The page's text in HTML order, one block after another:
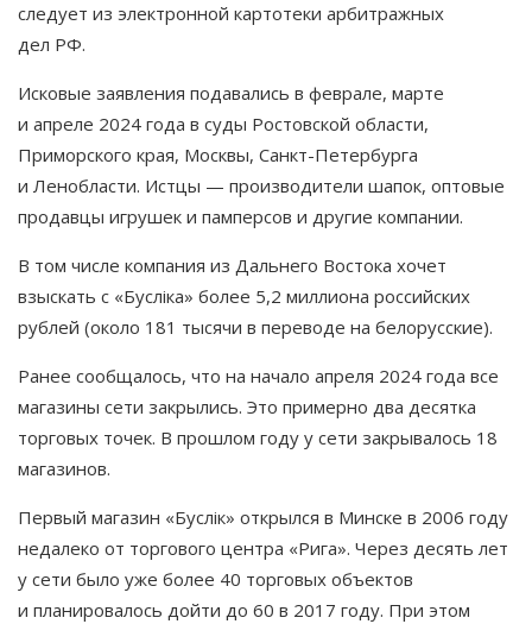
следует из электронной картотеки арбитражных
дел РФ.
Исковые заявления подавались в феврале, марте
и апреле 2024 года в суды Ростовской области,
Приморского края, Москвы, Санкт-Петербурга
и Ленобласти. Истцы — производители шапок, оптовые
продавцы игрушек и памперсов и другие компании.
В том числе компания из Дальнего Востока хочет
взыскать с «Буслiка» более 5,2 миллиона российских
рублей (около 181 тысячи в переводе на белорусские).
Ранее сообщалось, что на начало апреля 2024 года все
магазины сети закрылись. Это примерно два десятка
торговых точек. В прошлом году у сети закрывалось 18
магазинов.
Первый магазин «Буслiк» открылся в Минске в 2006 году
недалеко от торгового центра «Рига». Через десять лет
у сети было уже более 40 торговых объектов
и планировалось дойти до 60 в 2017 году. При этом